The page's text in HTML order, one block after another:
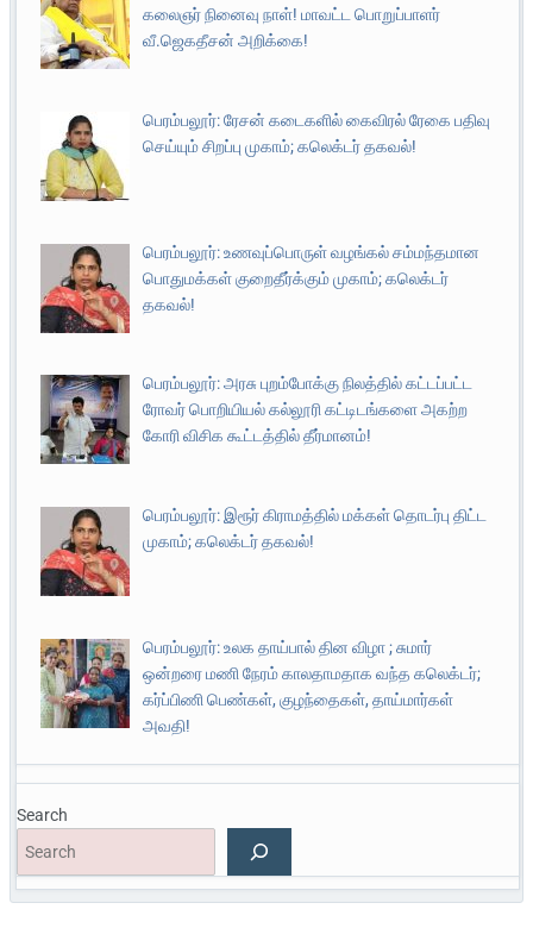
கலைஞர் நினைவு நாள்! மாவட்ட பொறுப்பாளர்
வீ.ஜெகதீசன் அறிக்கை!
பெரம்பலூர்: ரேசன் கடைகளில் கைவிரல் ரேகை பதிவு
செய்யும் சிறப்பு முகாம்; கலெக்டர் தகவல்!
பெரம்பலூர்: உணவுப்பொருள் வழங்கல் சம்மந்தமான
பொதுமக்கள் குறைதீர்க்கும் முகாம்; கலெக்டர்
தகவல்!
பெரம்பலூர்: அரசு புறம்போக்கு நிலத்தில் கட்டப்பட்ட
ரோவர் பொறியியல் கல்லூரி கட்டிடங்களை அகற்ற
கோரி விசிக கூட்டத்தில் தீர்மானம்!
பெரம்பலூர்: இரூர் கிராமத்தில் மக்கள் தொடர்பு திட்ட
முகாம்; கலெக்டர் தகவல்!
பெரம்பலூர்: உலக தாய்பால் தின விழா ; சுமார்
ஒன்றரை மணி நேரம் காலதாமதாக வந்த கலெக்டர்;
கர்ப்பிணி பெண்கள், குழந்தைகள், தாய்மார்கள்
அவதி!
Search